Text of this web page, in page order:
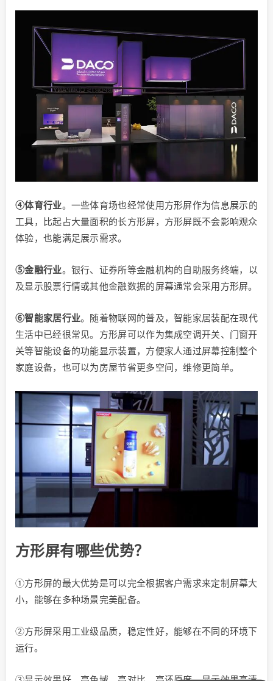
④体育行业。一些体育场也经常使用方形屏作为信息展示的
工具，比起占大量面积的长方形屏，方形屏既不会影响观众
体验，也能满足展示需求。
⑤金融行业。银行、证券所等金融机构的自助服务终端，以
及显示股票行情或其他金融数据的屏幕通常会采用方形屏。
⑥智能家居行业。随着物联网的普及，智能家居装配在现代
生活中已经很常见。方形屏可以作为集成空调开关、门窗开
关等智能设备的功能显示装置，方便家人通过屏幕控制整个
家庭设备，也可以为房屋节省更多空间，维修更简单。
方形屏有哪些优势？
①方形屏的最大优势是可以完全根据客户需求来定制屏幕大
小，能够在多种场景完美配备。
②方形屏采用工业级品质，稳定性好，能够在不同的环境下
运行。